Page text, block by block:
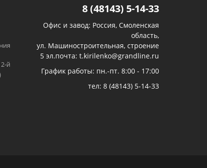
й
8 (48143) 5-14-33
Офис и завод: Россия, Смоленская
область,
ул. Машиностроительная, строение
5 эл.почта: t.kirilenko@grandline.ru
График работы: пн.-пт. 8:00 - 17:00
тел:8 (48143) 5-14-33